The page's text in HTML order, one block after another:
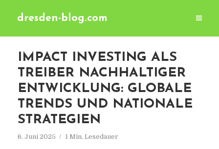
dresden-blog.com
IMPACT INVESTING ALS
TREIBER NACHHALTIGER
ENTWICKLUNG: GLOBALE
TRENDS UND NATIONALE
STRATEGIEN
6. Juni 2025 1 Min. Lesedauer